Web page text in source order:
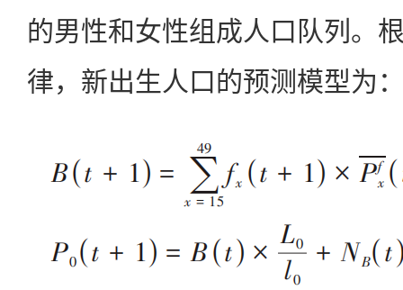
的男性和女性组成人口队列。
律，新出生人口的预测模型为